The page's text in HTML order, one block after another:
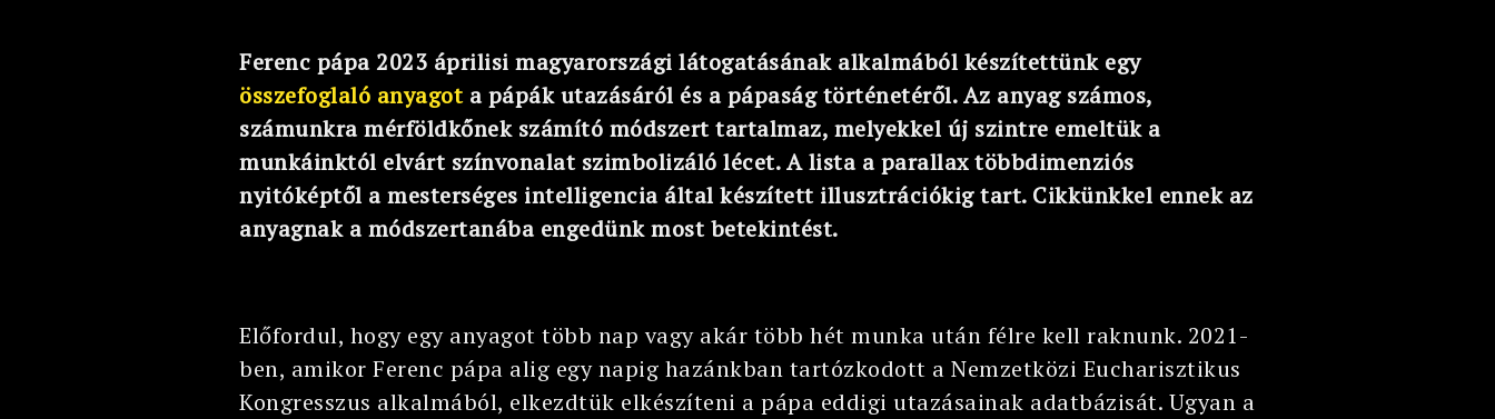
Ferenc pápa 2023 áprilisi magyarországi látogatásának alkalmából készítettünk egy
összefoglaló anyagota pápák utazásáról és a pápaság történetéről. Az anyag számos,
számunkra mérföldkőnek számító módszert tartalmaz, melyekkel új szintre emeltük a
munkáinktól elvárt színvonalat szimbolizáló lécet. A lista a parallax többdimenziós
nyitóképtől a mesterséges intelligencia által készített illusztrációkig tart. Cikkünkkel ennek az
anyagnak a módszertanába engedünk most betekintést.
Előfordul, hogy egy anyagot több nap vagy akár több hét munka után félre kell raknunk. 2021-
ben, amikor Ferenc pápa alig egy napig hazánkban tartózkodott a Nemzetközi Eucharisztikus
Kongresszus alkalmából, elkezdtük elkészíteni a pápa eddigi utazásainak adatbázisát. Ugyan a